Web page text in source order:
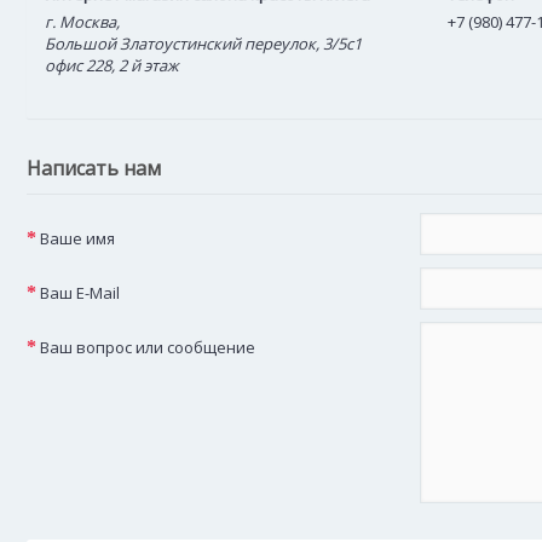
г. Москва,
Большой Златоустинский переулок, 3/5с1
офис 228, 2 й этаж
+7 (980) 477-
Написать нам
Ваше имя
Ваш E-Mail
Ваш вопрос или сообщение